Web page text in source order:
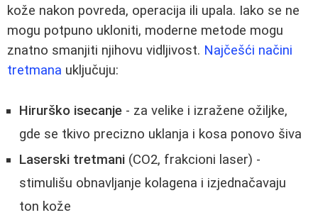
kože nakon povreda, operacija ili upala. Iako se ne
mogu potpuno ukloniti, moderne metode mogu
znatno smanjiti njihovu vidljivost. Najčešći načini
tretmana uključuju:
Hirurško isecanje - za velike i izražene ožiljke,
gde se tkivo precizno uklanja i kosa ponovo šiva
Laserski tretmani (CO2, frakcioni laser) -
stimulišu obnavljanje kolagena i izjednačavaju
ton kože